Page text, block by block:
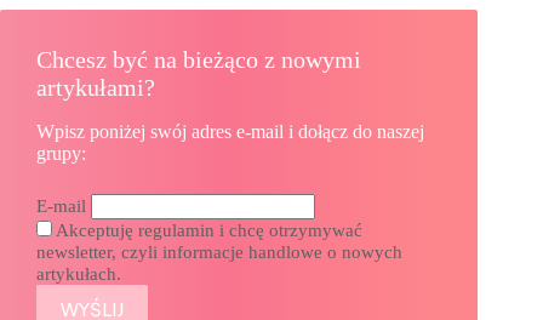
Chcesz być na bieżąco z nowymi
artykułami?
Wpisz poniżej swój adres e-mail i dołącz do naszej
grupy:
E-mail
Akceptuję regulamin i chcę otrzymywać
newsletter, czyli informacje handlowe o nowych
artykułach.